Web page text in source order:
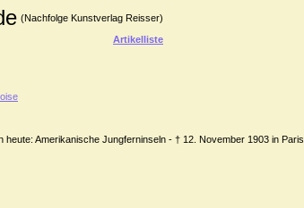
(Nachfolge Kunstverlag Reisser)
Artikelliste
Amerikanische Jungferninseln - † 12. November 1903 in Paris